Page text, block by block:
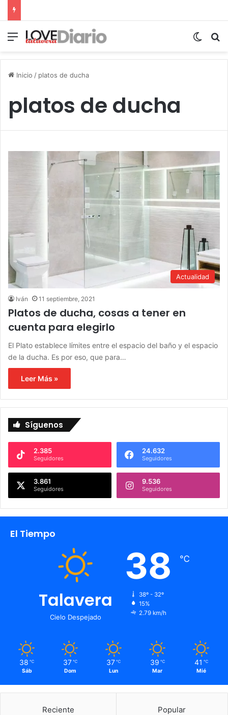
Menú
Inicio / platos de ducha
platos de ducha
Actualidad
Iván 11 septiembre, 2021
Platos de ducha, cosas a tener en
cuenta para elegirlo
El Plato establece límites entre el espacio del baño y el espacio
de la ducha. Es por eso, que para…
Leer Más »
Síguenos
2.385
Seguidores
24.632
Seguidores
3.861
Seguidores
9.536
Seguidores
El Tiempo
Talavera
Cielo Despejado
38 ℃
38º - 32º
15%
2.79 km/h
38 ℃
Sáb
37 ℃
Dom
37 ℃
Lun
39 ℃
Mar
41 ℃
Mié
Reciente Popular